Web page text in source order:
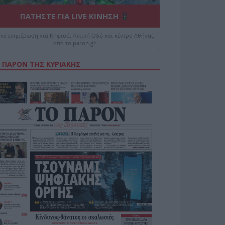
ΠΑΤΗΣΤΕ ΓΙΑ LIVE ΚΙΝΗΣΗ
ενημέρωση για Κηφισό, Αττική Οδό και κέντρο Αθήνας
από το paron.gr
ΤΗΣ ΚΥΡΙΑΚΗΣ